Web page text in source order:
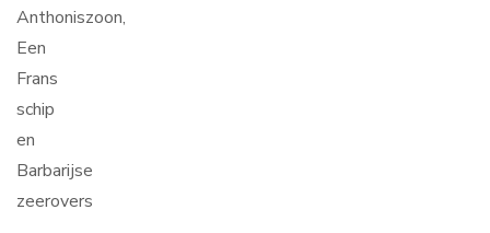
Anthoniszoon,
Een
Frans
schip
en
Barbarijse
zeerovers